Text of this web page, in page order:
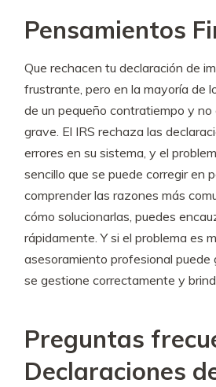
Pensamientos
Que rechacen tu declaración de
frustrante, pero en la mayoría de
de un pequeño contratiempo y no
grave. El IRS rechaza las
errores en su sistema, y el
sencillo que se puede corregir en
comprender las razones más
cómo solucionarlas, puedes
rápidamente. Y si el problema es
asesoramiento profesional puede
se gestione correctamente y
Preguntas
Declaraciones